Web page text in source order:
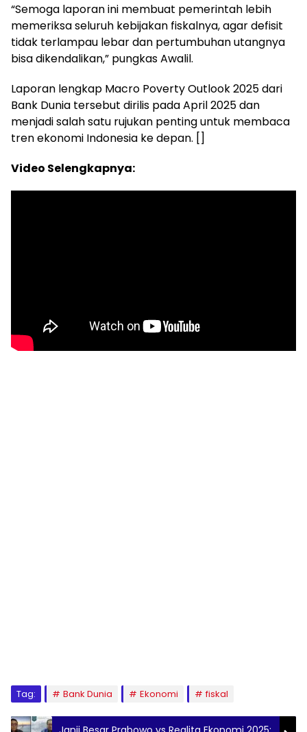
“Semoga laporan ini membuat pemerintah lebih
memeriksa seluruh kebijakan fiskalnya, agar defisit
tidak terlampau lebar dan pertumbuhan utangnya
bisa dikendalikan,” pungkas Awalil.
Laporan lengkap Macro Poverty Outlook 2025 dari
Bank Dunia tersebut dirilis pada April 2025 dan
menjadi salah satu rujukan penting untuk membaca
tren ekonomi Indonesia ke depan. []
Video Selengkapnya:
Tag: Bank Dunia Ekonomi fiskal